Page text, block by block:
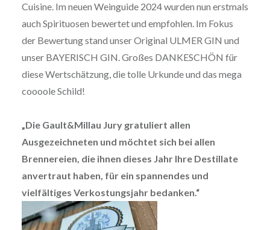
Cuisine. Im neuen Weinguide 2024 wurden nun erstmals
auch Spirituosen bewertet und empfohlen. Im Fokus
der Bewertung stand unser Original ULMER GIN und
unser BAYERISCH GIN. Großes DANKESCHÖN für
diese Wertschätzung, die tolle Urkunde und das mega
coooole Schild!
„Die Gault&Millau Jury gratuliert allen
Ausgezeichneten und möchtet sich bei allen
Brennereien, die ihnen dieses Jahr Ihre Destillate
anvertraut haben, für ein spannendes und
vielfältiges Verkostungsjahr bedanken.“